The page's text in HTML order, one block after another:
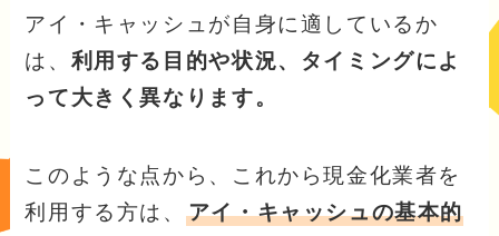
アイ・キャッシュが自身に適しているか
は、 利用する目的や状況、タイミングによ
って大きく異なります。
このような点から、これから現金化業者を
利用する方は、 アイ・キャッシュの基本的